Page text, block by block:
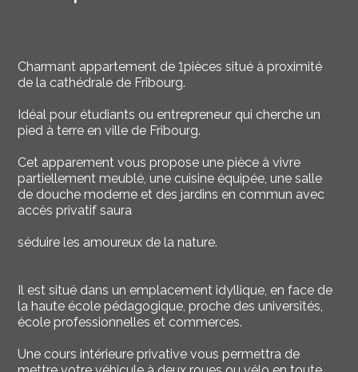
Charmant appartement de 1pièces situé à proximité
de la cathédrale de Fribourg.
Idéal pour étudiants ou entrepreneur qui cherche un
pied à terre en ville de Fribourg.
Cet apparement vous propose une pièce à vivre
partiellement meublé, une cuisine équipée, une salle
de douche moderne et des jardins en commun avec
accès privatif saura
séduire les amoureux de la nature.
Il est situé dans un emplacement idyllique, en face de
la haute école pédagogique, proche des universités,
école professionnelles et commerces.
Une cours intérieure privative vous permettra de